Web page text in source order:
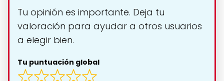
Tu opinión es importante. Deja tu
valoración para ayudar a otros usuarios
a elegir bien.
Tu puntuación global